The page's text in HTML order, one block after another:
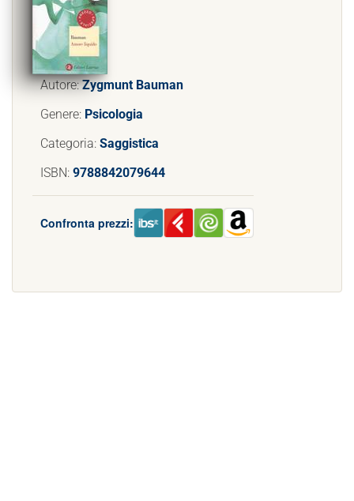
Autore:Zygmunt Bauman
Genere: Psicologia
Categoria: Saggistica
ISBN: 9788842079644
Confronta prezzi: